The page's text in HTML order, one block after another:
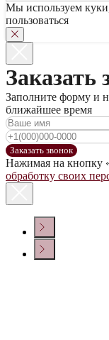
Мы используем
пользоваться
Заказать
Заполните форму и
ближайшее время
Заказать звонок
Нажимая на кнопку
обработку своих